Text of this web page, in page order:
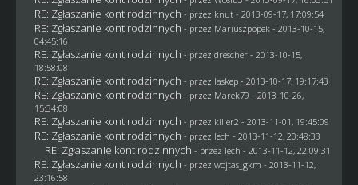
RE: Zgłaszanie kont rodzinnych - przez knut- 2013-09-17, 17:09:54
RE: Zgłaszanie kont rodzinnych - przez Mariuszpopek - 2013-10-15,
04:45:16
RE: Zgłaszanie kont rodzinnych - przez drescher- 2013-10-15,
18:58:08
RE: Zgłaszanie kont rodzinnych - przez laskep- 2013-10-17, 19:17:43
RE: Zgłaszanie kont rodzinnych - przez Marek79 - 2013-10-26,
15:34:08
RE: Zgłaszanie kont rodzinnych - przez killer2 - 2013-11-01, 19:45:09
RE: Zgłaszanie kont rodzinnych - przez lech - 2013-11-12, 20:48:33
RE: Zgłaszanie kont rodzinnych - przez lech - 2013-11-12, 22:09:31
RE: Zgłaszanie kont rodzinnych - przez wojtas_gkm - 2013-11-12,
23:16:58